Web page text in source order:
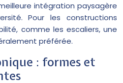
intégration paysagère
Pour les constructions
comme les escaliers, une
préférée.
: formes et